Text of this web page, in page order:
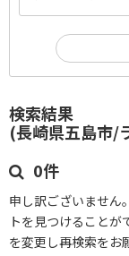
検索結果
(長崎県五島市/
0件
申し訳ございませ
トを見つけることが
を変更し再検索をお